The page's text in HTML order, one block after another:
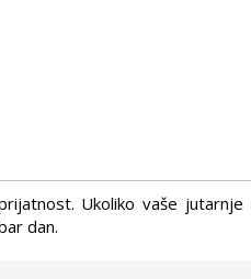
Ukoliko vaše jutarnje
dan.